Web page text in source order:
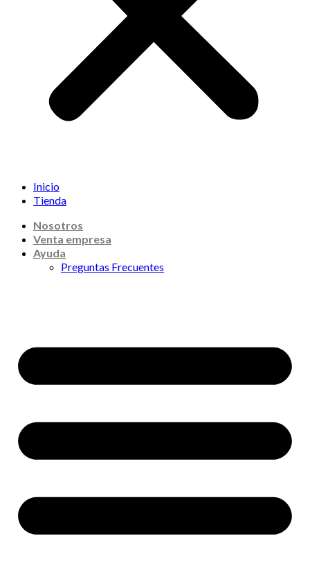
Inicio
Tienda
Nosotros
Venta empresa
Ayuda
Preguntas Frecuentes